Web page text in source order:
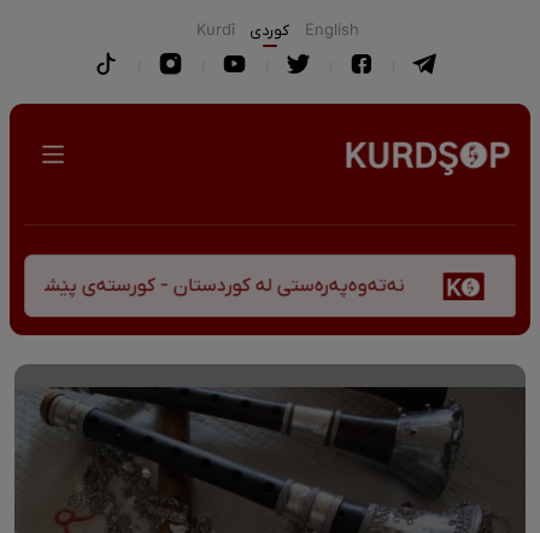
English كوردی Kurdî
نەتەوەپەرەستی لە کوردستان - کورستەی پێشڤەچوونی مێژوویی